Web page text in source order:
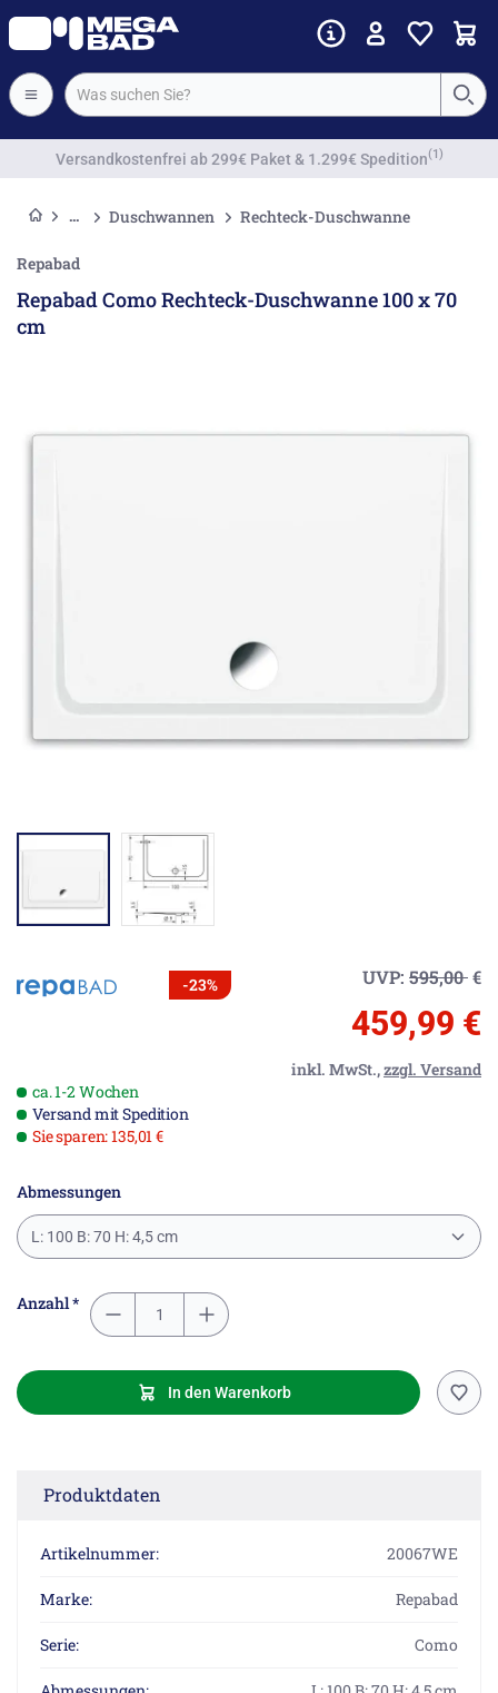
Vorkassenrabatt
Duschwannen Rechteck-Duschwanne
Repabad
Repabad Como Rechteck-Duschwanne 100 x 70
cm
-23% UVP: 595,00€
459,99 €
inkl. MwSt.,zzgl. Versand
ca. 1-2 Wochen
Versand mit Spedition
Sie sparen: 135,01 €
Abmessungen
L: 100 B: 70 H: 4,5 cm
Anzahl *
In den Warenkorb
Produktdaten
Artikelnummer: 20067WE
Marke: Repabad
Serie: Como